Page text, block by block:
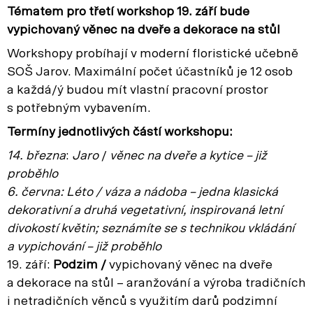
Tématem pro třetí workshop 19. září bude
vypichovaný věnec na dveře a dekorace na stůl
Workshopy probíhají v moderní floristické učebně
SOŠ Jarov. Maximální počet účastníků je 12 osob
a každá/ý budou mít vlastní pracovní prostor
s potřebným vybavením.
Termíny jednotlivých částí workshopu:
14. března: Jaro / věnec na dveře a kytice – již
proběhlo
6. června: Léto / váza a nádoba – jedna klasická
dekorativní a druhá vegetativní, inspirovaná letní
divokostí květin; seznámíte se s technikou vkládání
a vypichování – již proběhlo
19. září: Podzim / vypichovaný věnec na dveře
a dekorace na stůl – aranžování a výroba tradičních
i netradičních věnců s využitím darů podzimní